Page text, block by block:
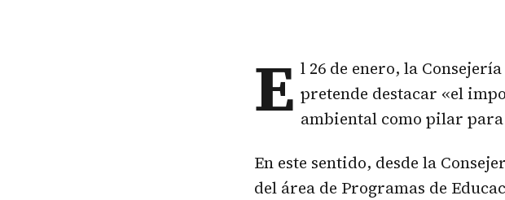
E l 26 de enero, la
pretende destacar «el
ambiental como pilar
En este sentido, desde la
del área de Programas de